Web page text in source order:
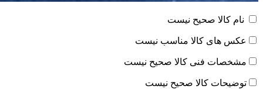
نام کالا صحیح نیست
عکس های کالا مناسب نیست
مشخصات فنی کالا صحیح نیست
توضیحات کالا صحیح نیست